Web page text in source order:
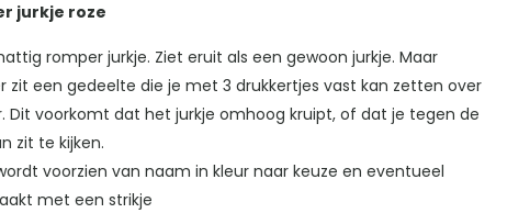
jurkje roze
romper jurkje. Ziet eruit als een gewoon jurkje. Maar
zit een gedeelte die je met 3 drukkertjes vast kan zetten over
Dit voorkomt dat het jurkje omhoog kruipt, of dat je tegen de
zit te kijken.
voorzien van naam in kleur naar keuze en eventueel
met een strikje